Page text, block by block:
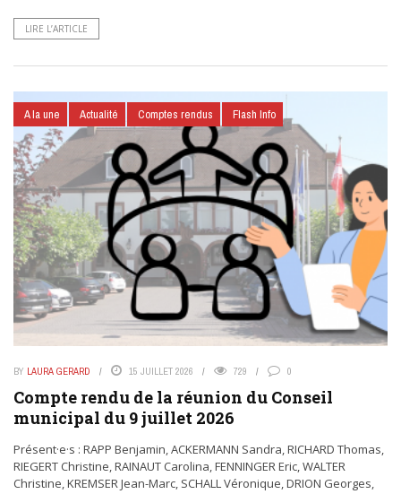
LIRE L’ARTICLE
A la une Actualité Comptes rendus Flash Info
BY LAURA GERARD 15 JUILLET 2026 729 0
Compte rendu de la réunion du Conseil
municipal du 9 juillet 2026
Présent·e·s : RAPP Benjamin, ACKERMANN Sandra, RICHARD Thomas,
RIEGERT Christine, RAINAUT Carolina, FENNINGER Eric, WALTER
Christine, KREMSER Jean-Marc, SCHALL Véronique, DRION Georges,